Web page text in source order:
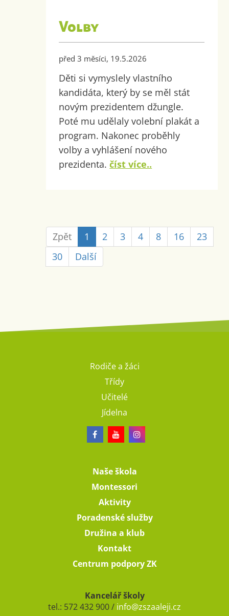
Volby
před 3 měsíci, 19.5.2026
Děti si vymyslely vlastního
kandidáta, který by se měl stát
novým prezidentem džungle.
Poté mu udělaly volební plakát a
program. Nakonec proběhly
volby a vyhlášení nového
prezidenta.číst více..
Zpět 1 2 3 4 8 16
23
30
Další
Rodiče a žáci
Třídy
Učitelé
Jídelna
Naše škola
Montessori
Aktivity
Poradenské služby
Družina a klub
Kontakt
Centrum podpory ZK
Kancelář školy
tel.: 572 432 900 / info@zszaaleji.cz